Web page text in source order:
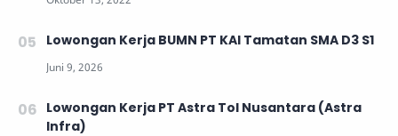
Lowongan Kerja BUMN PT KAI Tamatan SMA D3 S1
Lowongan Kerja PT Astra Tol Nusantara (Astra
Infra)